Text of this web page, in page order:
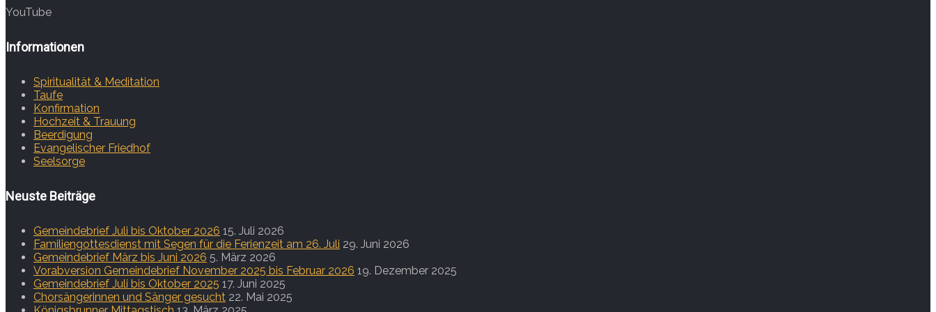
YouTube
Informationen
Spiritualität & Meditation
Taufe
Konfirmation
Hochzeit & Trauung
Beerdigung
Evangelischer Friedhof
Seelsorge
Neuste Beiträge
Gemeindebrief Juli bis Oktober 2026 15. Juli 2026
Familiengottesdienst mit Segen für die Ferienzeit am 26. Juli 29. Juni 2026
Gemeindebrief März bis Juni 2026 5. März 2026
Vorabversion Gemeindebrief November 2025 bis Februar 2026 19. Dezember 2025
Gemeindebrief Juli bis Oktober 2025 17. Juni 2025
Chorsängerinnen und Sänger gesucht 22. Mai 2025